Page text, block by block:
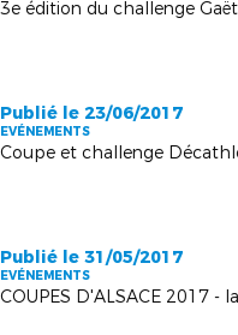
Publié le 23/06/2017
EVÉNEMENTS
Publié le 31/05/2017
EVÉNEMENTS